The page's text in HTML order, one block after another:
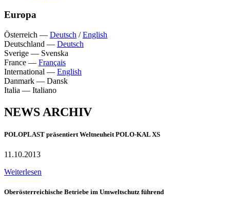
Europa
Österreich — Deutsch /English
Deutschland — Deutsch
Sverige — Svenska
France — Français
International — English
Danmark — Dansk
Italia — Italiano
NEWS ARCHIV
POLOPLAST präsentiert Weltneuheit POLO-KAL XS
11.10.2013
Weiterlesen
Oberösterreichische Betriebe im Umweltschutz führend